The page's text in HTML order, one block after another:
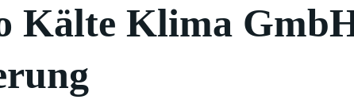
Kälte Klima